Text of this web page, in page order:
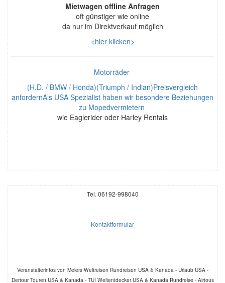
Mietwagen offline Anfragen
oft günstiger wie online
da nur im Direktverkauf möglich
<hier klicken>
Motorräder
(H.D. / BMW / Honda)(Triumph / Indian)Preisvergleich
anfordernAls USA Spezialist haben wir besondere Beziehungen
zu Mopedvermietern
wie Eaglerider oder Harley Rentals
Tel. 06192-998040
Kontaktformular
Veranstalterinfos von Meiers Weltreisen Rundreisen USA & Kanada - Urlaub USA -
Dertour Touren USA & Kanada - TUI Weltentdecker USA & Kanada Rundreise - Airtous